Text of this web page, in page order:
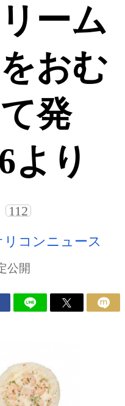
ーム
おむ
発
り
112
リコンニュース
公開